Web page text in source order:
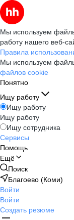
Мы используем
работу нашего веб-
Правила
Мы используем
файлов cookie
Понятно
Ищу работу
Ищу работу
Ищу работу
Ищу сотрудника
Сервисы
Помощь
Ещё
Поиск
Благоево (Коми)
Войти
Войти
Создать резюме